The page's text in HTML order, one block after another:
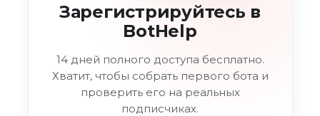
Зарегистрируйтесь в
BotHelp
14 дней полного доступа бесплатно.
Хватит, чтобы собрать первого бота и
проверить его на реальных
подписчиках.